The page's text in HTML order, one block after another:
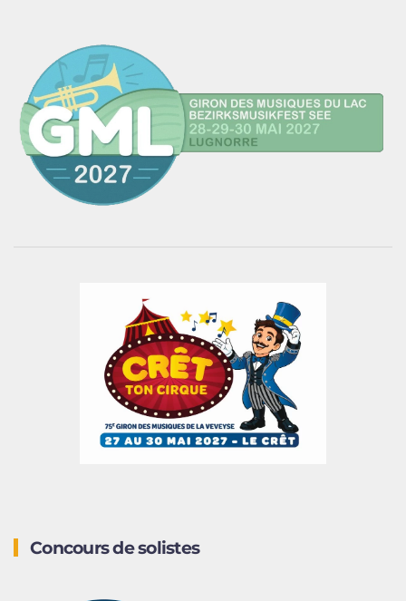
Concours de solistes